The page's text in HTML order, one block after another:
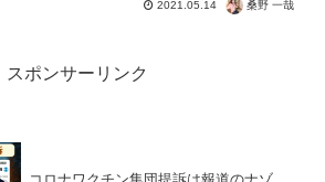
ら、むしろ動物たちを巻き込まないで欲
2021.05.14 桑野 一哉
スポンサーリンク